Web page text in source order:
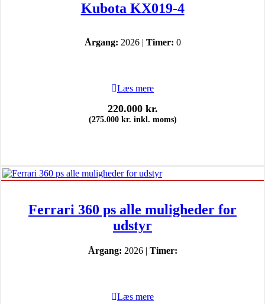
Kubota KX019-4
Årgang: 2026 | Timer: 0
Læs mere
220.000 kr.
(275.000 kr. inkl. moms)
Ferrari 360 ps alle muligheder for
udstyr
Årgang: 2026 | Timer:
Læs mere